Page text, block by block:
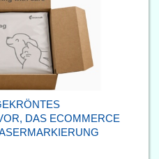
DAS ECOMMERCE